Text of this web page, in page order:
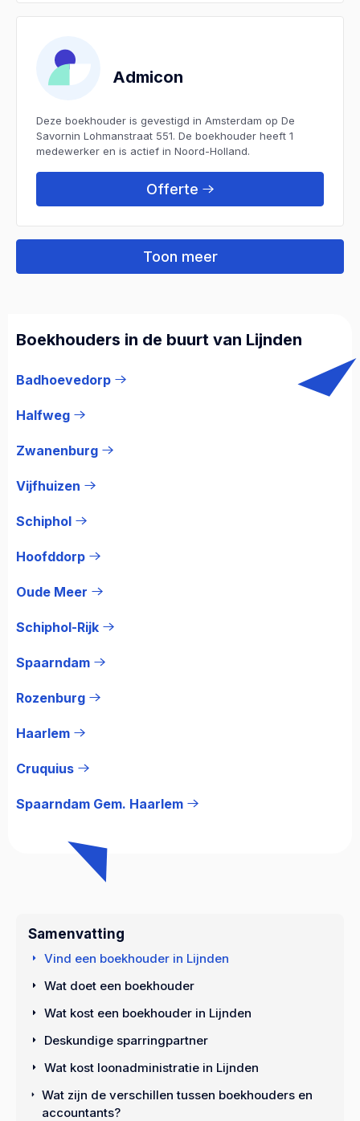
Admicon
Deze boekhouder is gevestigd in Amsterdam op De
Savornin Lohmanstraat 551. De boekhouder heeft 1
medewerker en is actief in Noord-Holland.
Offerte
Toon meer
Boekhouders in de buurt van Lijnden
Badhoevedorp
Halfweg
Zwanenburg
Vijfhuizen
Schiphol
Hoofddorp
Oude Meer
Schiphol-Rijk
Spaarndam
Rozenburg
Haarlem
Cruquius
Spaarndam Gem. Haarlem
Samenvatting
Vind een boekhouder in Lijnden
Wat doet een boekhouder
Wat kost een boekhouder in Lijnden
Deskundige sparringpartner
Wat kost loonadministratie in Lijnden
Wat zijn de verschillen tussen boekhouders en
accountants?